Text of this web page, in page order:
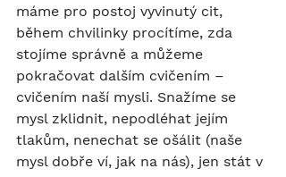
máme pro postoj vyvinutý cit,
během chvilinky procítíme, zda
stojíme správně a můžeme
pokračovat dalším cvičením –
cvičením naší mysli. Snažíme se
mysl zklidnit, nepodléhat jejím
tlakům, nenechat se ošálit (naše
mysl dobře ví, jak na nás), jen stát v